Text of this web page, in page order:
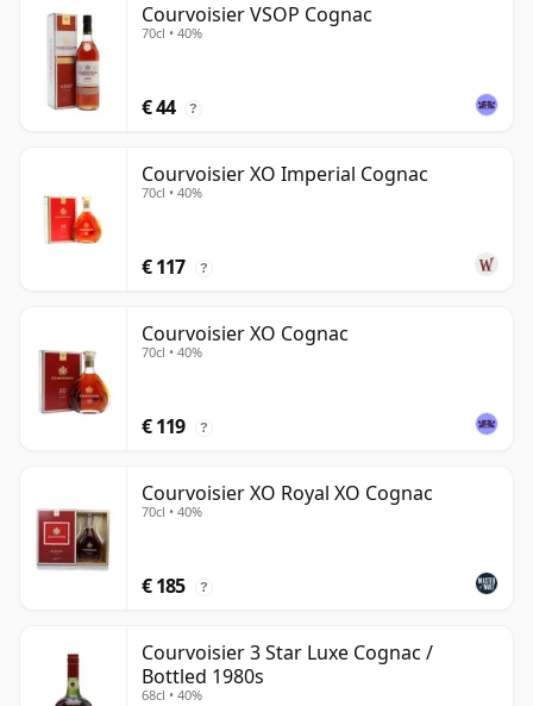
Courvoisier VSOP Cognac
70cl • 40%
€ 44 ?
Courvoisier XO Imperial Cognac
70cl • 40%
€ 117 ?
Courvoisier XO Cognac
70cl • 40%
€ 119 ?
Courvoisier XO Royal XO Cognac
70cl • 40%
€ 185 ?
Courvoisier 3 Star Luxe Cognac /
Bottled 1980s
68cl • 40%